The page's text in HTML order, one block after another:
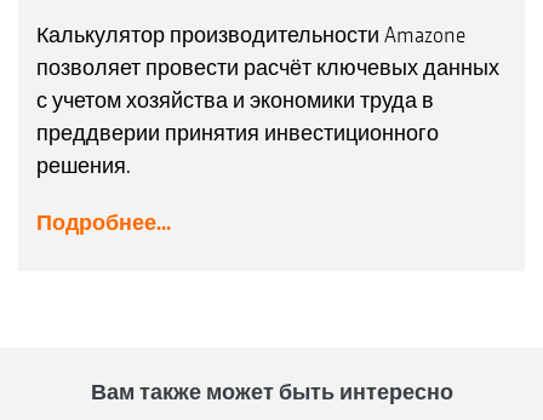
Калькулятор производительности Amazone
позволяет провести расчёт ключевых данных
с учетом хозяйства и экономики труда в
преддверии принятия инвестиционного
решения.
Подробнее...
Вам также может быть интересно